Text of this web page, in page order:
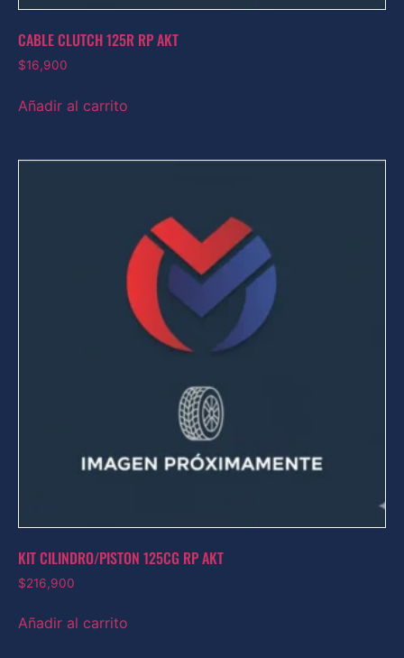
CABLE CLUTCH 125R RP AKT
$16,900
Añadir al carrito
KIT CILINDRO/PISTON 125CG RP AKT
$216,900
Añadir al carrito